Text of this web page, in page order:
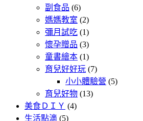
副食品 (6)
媽媽教室 (2)
彌月試吃 (1)
懷孕贈品 (3)
童書繪本 (1)
育兒好好玩 (7)
小小體驗營 (5)
育兒好物 (13)
美食ＤＩＹ (4)
生活點滴 (5)